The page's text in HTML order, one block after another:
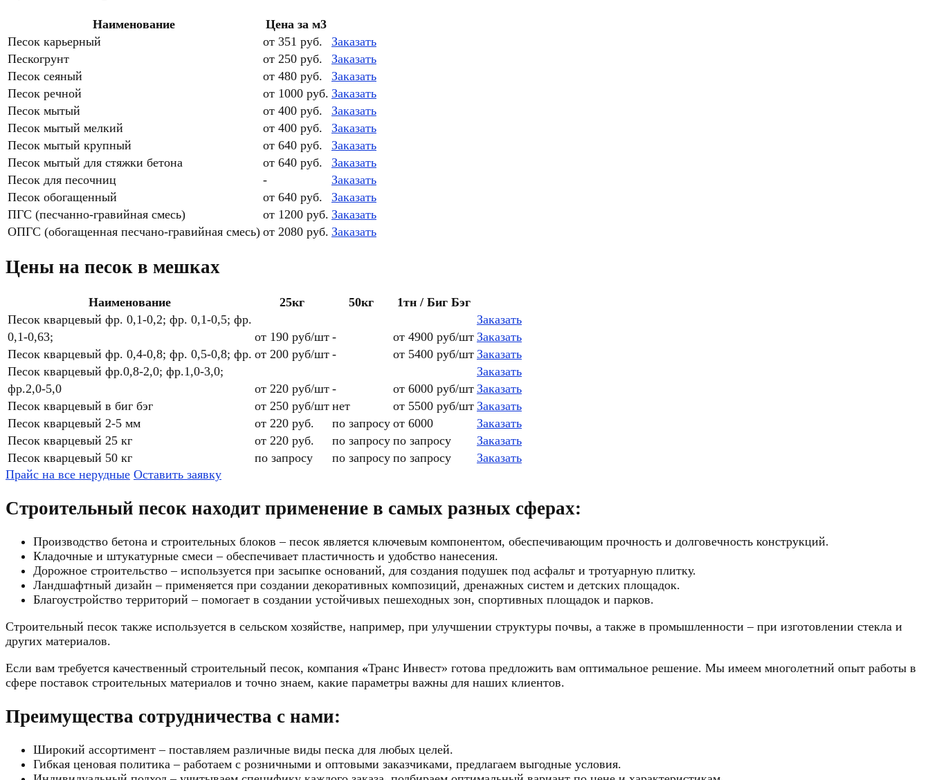
Наименование
Цена за м3
Песок карьерный
от 351 руб.
Заказать
Пескогрунт
от 250 руб.
Заказать
Песок сеяный
от 480 руб.
Заказать
Песок речной
от 1000 руб. Заказать
Песок мытый
от 400 руб.
Заказать
Песок мытый мелкий
от 400 руб.
Заказать
Песок мытый крупный
от 640 руб.
Заказать
Песок мытый для стяжки бетона
от 640 руб.
Заказать
Песок для песочниц
-
Заказать
Песок обогащенный
от 640 руб.
Заказать
ПГС (песчанно-гравийная смесь)
от 1200 руб. Заказать
ОПГС (обогащенная песчано-гравийная смесь) от 2080 руб. Заказать
Цены на песок в мешках
Наименование 25кг 50кг
1тн / Биг Бэг
Песок кварцевый фр. 0,1-0,2; фр. 0,1-0,5; фр.
Заказать
0,1-0,63;
от 190 руб/шт - от 4900 руб/шт Заказать
Песок кварцевый фр. 0,4-0,8; фр. 0,5-0,8; фр. от 200 руб/шт - от 5400 руб/шт Заказать
Песок кварцевый фр.0,8-2,0; фр.1,0-3,0;
Заказать
фр.2,0-5,0
от 220 руб/шт - от 6000 руб/шт Заказать
Песок кварцевый в биг бэг
от 250 руб/шт нет от 5500 руб/шт Заказать
Песок кварцевый 2-5 мм
от 220 руб. по запросу от 6000
Заказать
Песок кварцевый 25 кг
от 220 руб. по запросу по запросу
Заказать
Песок кварцевый 50 кг
по запросу по запросу по запросу
Заказать
Прайс на все нерудные Оставить заявку
Строительный песок находит применение в самых разных сферах:
Производство бетона и строительных блоков – песок является ключевым компонентом, обеспечивающим прочность и долговечность конструкций.
Кладочные и штукатурные смеси – обеспечивает пластичность и удобство нанесения.
Дорожное строительство – используется при засыпке оснований, для создания подушек под асфальт и тротуарную плитку.
Ландшафтный дизайн – применяется при создании декоративных композиций, дренажных систем и детских площадок.
Благоустройство территорий – помогает в создании устойчивых пешеходных зон, спортивных площадок и парков.
Строительный песок также используется в сельском хозяйстве, например, при улучшении структуры почвы, а также в промышленности – при изготовлении стекла и
других материалов.
Если вам требуется качественный строительный песок, компания «Транс Инвест» готова предложить вам оптимальное решение. Мы имеем многолетний опыт работы в
сфере поставок строительных материалов и точно знаем, какие параметры важны для наших клиентов.
Преимущества сотрудничества с нами:
Широкий ассортимент – поставляем различные виды песка для любых целей.
Гибкая ценовая политика – работаем с розничными и оптовыми заказчиками, предлагаем выгодные условия.